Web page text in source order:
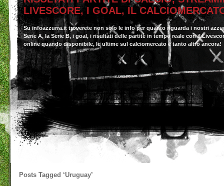
LIVESCORE, I GOAL, IL
Su infoazzurra.it troverete non solo le info per quanto riguarda i nostri
Serie A, la Serie B, i goal, i risultati delle partite in tempo reale con il
online quando disponibile, le ultime sul calciomercato e tanto altro ancora!
Posts Tagged ‘Uruguay’